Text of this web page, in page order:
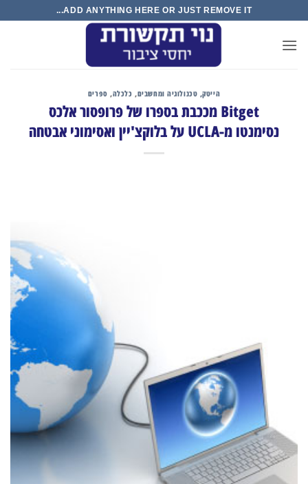
ADD ANYTHING HERE OR JUST REMOVE IT...
הייטק, טכנולוגיה ומחשבים,כלכלה,ספרים
Bitget מככבת בספרו של פרופסור אלכס
נסימנטו מ-UCLA על בלוקצ'יין ואסימוני אבטחה